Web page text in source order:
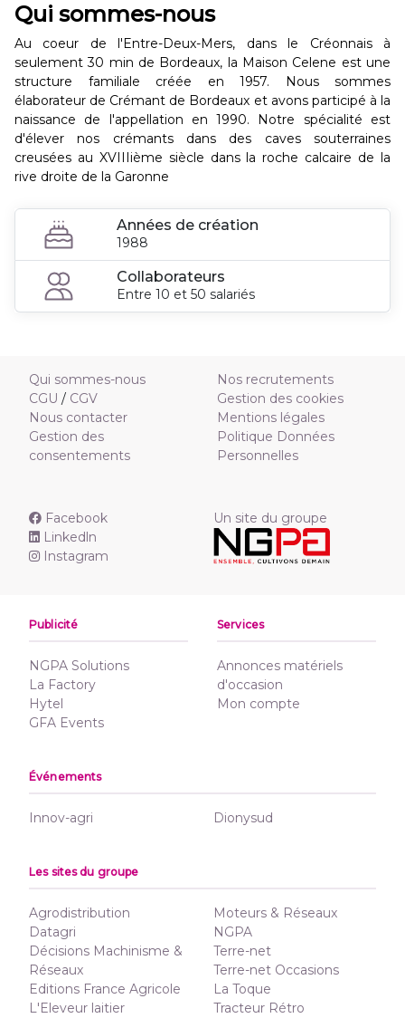
Qui sommes-nous
Au coeur de l'Entre-Deux-Mers, dans le Créonnais à
seulement 30 min de Bordeaux, la Maison Celene est une
structure familiale créée en 1957. Nous sommes
élaborateur de Crémant de Bordeaux et avons participé à la
naissance de l'appellation en 1990. Notre spécialité est
d'élever nos crémants dans des caves souterraines
creusées au XVIIIième siècle dans la roche calcaire de la
rive droite de la Garonne
Années de création
1988
Collaborateurs
Entre 10 et 50 salariés
Qui sommes-nous
CGU / CGV
Nous contacter
Gestion des
consentements
Nos recrutements
Gestion des cookies
Mentions légales
Politique Données
Personnelles
Facebook
Linkedln
Instagram
Un site du groupe
Publicité
NGPA Solutions
La Factory
Hytel
GFA Events
Services
Annonces matériels
d'occasion
Mon compte
Événements
Innov-agri Dionysud
Les sites du groupe
Agrodistribution
Datagri
Décisions Machinisme &
Réseaux
Editions France Agricole
L'Eleveur laitier
Moteurs & Réseaux
NGPA
Terre-net
Terre-net Occasions
La Toque
Tracteur Rétro